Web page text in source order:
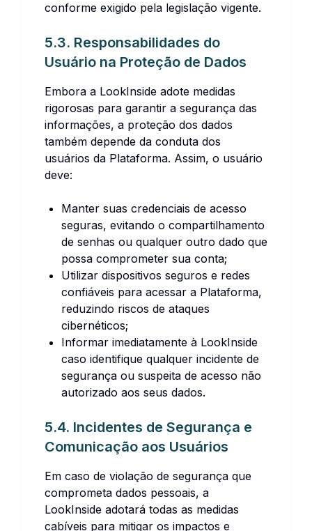
conforme exigido pela legislação vigente.
5.3. Responsabilidades do
Usuário na Proteção de Dados
Embora a LookInside adote medidas
rigorosas para garantir a segurança das
informações, a proteção dos dados
também depende da conduta dos
usuários da Plataforma. Assim, o usuário
deve:
Manter suas credenciais de acesso
seguras, evitando o compartilhamento
de senhas ou qualquer outro dado que
possa comprometer sua conta;
Utilizar dispositivos seguros e redes
confiáveis para acessar a Plataforma,
reduzindo riscos de ataques
cibernéticos;
Informar imediatamente à LookInside
caso identifique qualquer incidente de
segurança ou suspeita de acesso não
autorizado aos seus dados.
5.4. Incidentes de Segurança e
Comunicação aos Usuários
Em caso de violação de segurança que
comprometa dados pessoais, a
LookInside adotará todas as medidas
cabíveis para mitigar os impactos e